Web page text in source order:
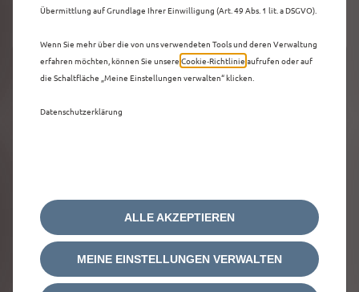
Übermittlung auf Grundlage Ihrer Einwilligung (Art. 49 Abs. 1 lit. a DSGVO).
Wenn Sie mehr über die von uns verwendeten Tools und deren Verwaltung
erfahren möchten, können Sie unsere Cookie‑Richtlinie aufrufen oder auf
die Schaltfläche „Meine Einstellungen verwalten“ klicken.
Datenschutzerklärung
MEINE EINSTELLUNGEN VERWALTEN
ALLE AKZEPTIEREN